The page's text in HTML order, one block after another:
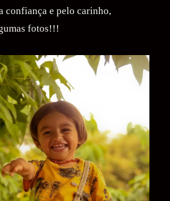
confiança e pelo carinho,
fotos!!!